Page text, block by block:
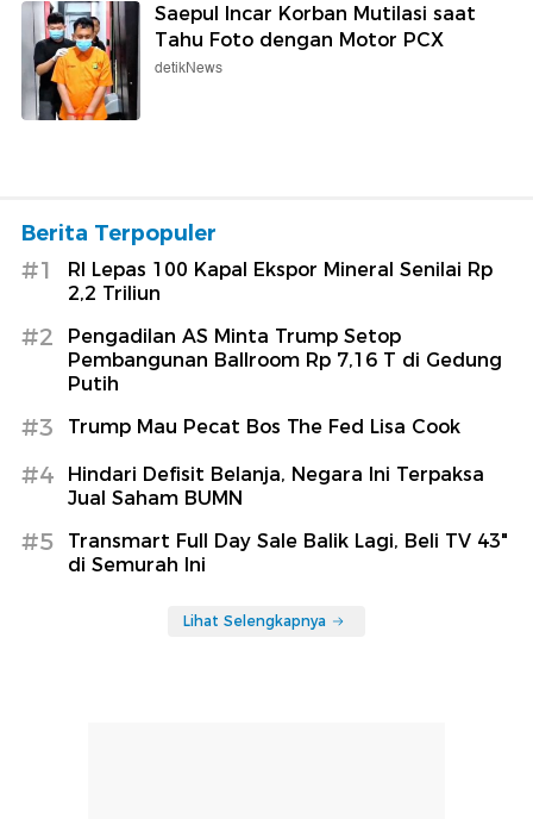
Saepul Incar Korban Mutilasi saat
Tahu Foto dengan Motor PCX
detikNews
Berita Terpopuler
#1
RI Lepas 100 Kapal Ekspor Mineral Senilai Rp
2,2 Triliun
#2
Pengadilan AS Minta Trump Setop
Pembangunan Ballroom Rp 7,16 T di Gedung
Putih
#3 Trump Mau Pecat Bos The Fed Lisa Cook
#4
Hindari Defisit Belanja, Negara Ini Terpaksa
Jual Saham BUMN
#5
Transmart Full Day Sale Balik Lagi, Beli TV 43"
di Semurah Ini
Lihat Selengkapnya